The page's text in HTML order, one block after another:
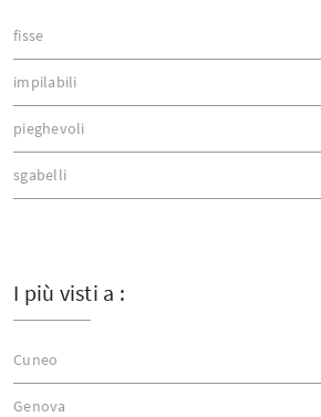
fisse
impilabili
pieghevoli
sgabelli
I più visti a :
Cuneo
Genova